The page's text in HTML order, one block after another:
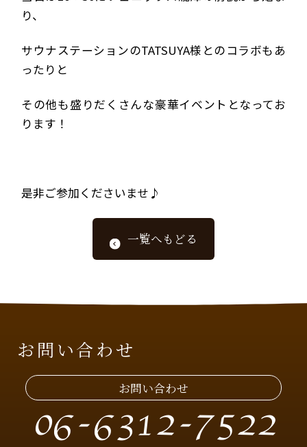
り、
サウナステーションのTATSUYA様とのコラボもあ
ったりと
その他も盛りだくさんな豪華イベントとなってお
ります！
是非ご参加くださいませ♪
一覧へもどる
お問い合わせ
お問い合わせ
06-6312-7522